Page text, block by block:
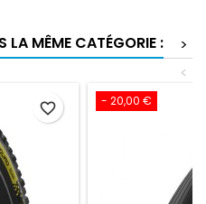
LA MÊME CATÉGORIE :
>
<
favorite_border - 20,00 €